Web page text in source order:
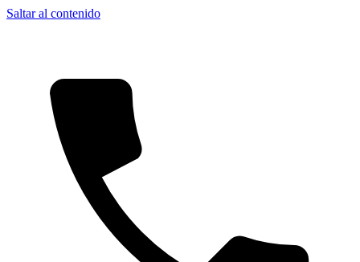
Saltar al contenido